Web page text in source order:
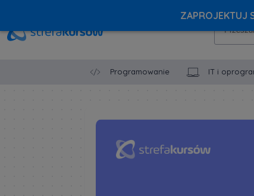
Programowanie IT i
ZAPROJEKTUJ